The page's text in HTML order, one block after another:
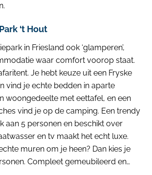
‘t Hout
in Friesland ook ‘glamperen’,
waar comfort voorop staat.
Je hebt keuze uit een Fryske
vind je echte bedden in aparte
woongedeelte met eettafel, en een
vind je op de camping. Een trendy
aan 5 personen en beschikt over
en tv maakt het echt luxe.
muren om je heen? Dan kies je
Compleet gemeubileerd en